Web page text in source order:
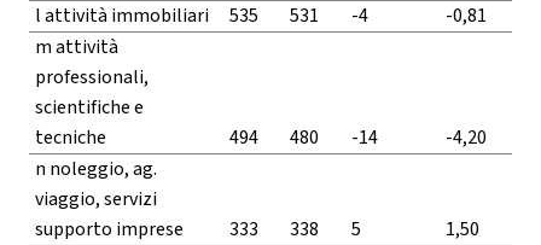
l attività immobiliari
535 531 -4
-0,81
m attività
professionali,
scientifiche e
tecniche
494 480 -14
-4,20
n noleggio, ag.
viaggio, servizi
supporto imprese
333 338 5
1,50